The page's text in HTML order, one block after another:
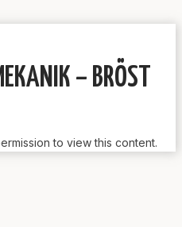
– BRÖST
to view this content.